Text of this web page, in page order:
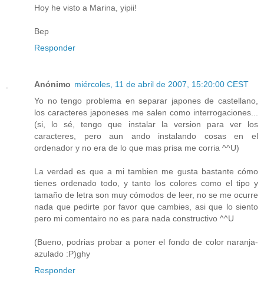
Hoy he visto a Marina, yipii!
Bep
Responder
Anónimo miércoles, 11 de abril de 2007, 15:20:00 CEST
Yo no tengo problema en separar japones de castellano,
los caracteres japoneses me salen como interrogaciones...
(si, lo sé, tengo que instalar la version para ver los
caracteres, pero aun ando instalando cosas en el
ordenador y no era de lo que mas prisa me corria ^^U)
La verdad es que a mi tambien me gusta bastante cómo
tienes ordenado todo, y tanto los colores como el tipo y
tamaño de letra son muy cómodos de leer, no se me ocurre
nada que pedirte por favor que cambies, asi que lo siento
pero mi comentairo no es para nada constructivo ^^U
(Bueno, podrias probar a poner el fondo de color naranja-
azulado :P)ghy
Responder